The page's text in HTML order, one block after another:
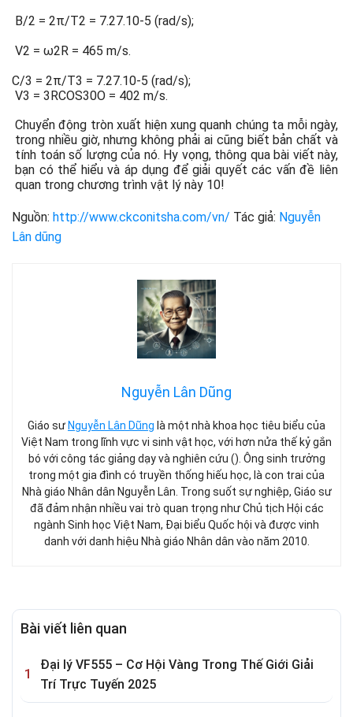
B/2 = 2π/T2 = 7.27.10-5 (rad/s);
V2 = ω2R = 465 m/s.
C/3 = 2π/T3 = 7.27.10-5 (rad/s);
V3 = 3RCOS30O = 402 m/s.
Chuyển động tròn xuất hiện xung quanh chúng ta mỗi ngày,
trong nhiều giờ, nhưng không phải ai cũng biết bản chất và
tính toán số lượng của nó. Hy vọng, thông qua bài viết này,
bạn có thể hiểu và áp dụng để giải quyết các vấn đề liên
quan trong chương trình vật lý này 10!
Nguồn: http://www.ckconitsha.com/vn/ Tác giả: Nguyễn
Lân dũng
Nguyễn Lân Dũng
Giáo sư Nguyễn Lân Dũng là một nhà khoa học tiêu biểu của
Việt Nam trong lĩnh vực vi sinh vật học, với hơn nửa thế kỷ gắn
bó với công tác giảng dạy và nghiên cứu (). Ông sinh trưởng
trong một gia đình có truyền thống hiếu học, là con trai của
Nhà giáo Nhân dân Nguyễn Lân. Trong suốt sự nghiệp, Giáo sư
đã đảm nhận nhiều vai trò quan trọng như Chủ tịch Hội các
ngành Sinh học Việt Nam, Đại biểu Quốc hội và được vinh
danh với danh hiệu Nhà giáo Nhân dân vào năm 2010.
Bài viết liên quan
Đại lý VF555 – Cơ Hội Vàng Trong Thế Giới Giải
Trí Trực Tuyến 2025